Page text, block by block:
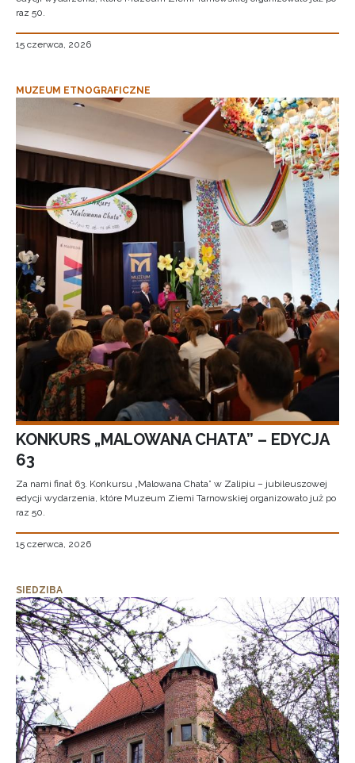
raz 50.
15 czerwca, 2026
MUZEUM ETNOGRAFICZNE
KONKURS „MALOWANA CHATA” – EDYCJA
63
Za nami finał 63. Konkursu „Malowana Chata” w Zalipiu – jubileuszowej
edycji wydarzenia, które Muzeum Ziemi Tarnowskiej organizowało już po
raz 50.
15 czerwca, 2026
SIEDZIBA